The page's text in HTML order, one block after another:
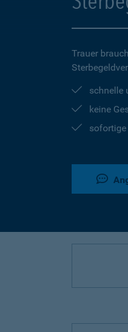
Trauer
schnelle
keine